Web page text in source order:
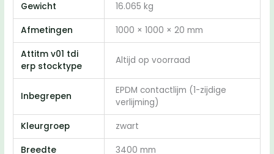
Gewicht 16.065 kg
Afmetingen 1000 × 1000 × 20 mm
Attitm v01 tdi
erp stocktype
Altijd op voorraad
Inbegrepen
EPDM contactlijm (1-zijdige
verlijming)
Kleurgroep zwart
Breedte 3400 mm